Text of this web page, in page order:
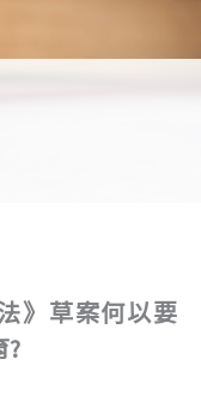
》草案何以要
?